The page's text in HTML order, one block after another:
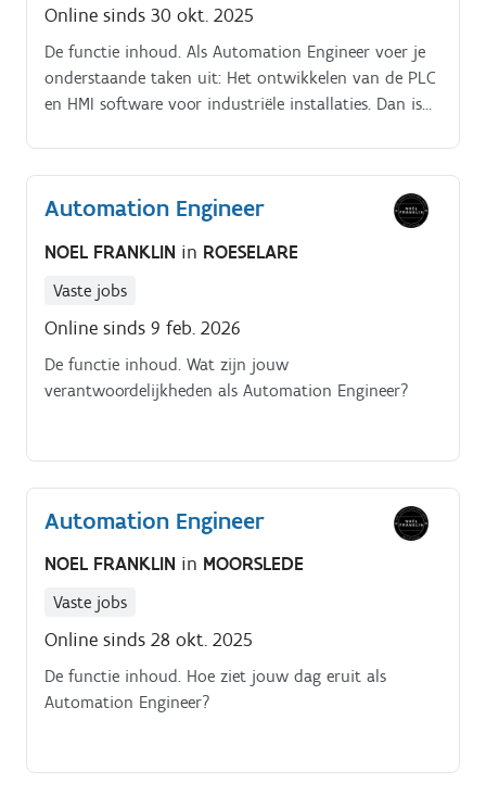
Online sinds 30 okt. 2025
De functie inhoud. Als Automation Engineer voer je
onderstaande taken uit: Het ontwikkelen van de PLC
en HMI software voor industriële installaties. Dan is
Automation Engineer
NOEL FRANKLIN in ROESELARE
Vaste jobs
Online sinds 9 feb. 2026
De functie inhoud. Wat zijn jouw
verantwoordelijkheden als Automation Engineer?
Automation Engineer
NOEL FRANKLIN in MOORSLEDE
Vaste jobs
Online sinds 28 okt. 2025
De functie inhoud. Hoe ziet jouw dag eruit als
Automation Engineer?